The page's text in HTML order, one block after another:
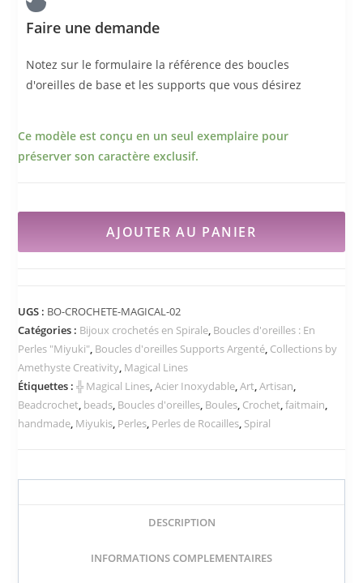
Faire une demande
Notez sur le formulaire la référence des boucles
d'oreilles de base et les supports que vous désirez
Ce modèle est conçu en un seul exemplaire pour
préserver son caractère exclusif.
AJOUTER AU PANIER
UGS : BO-CROCHETE-MAGICAL-02
Catégories : Bijoux crochetés en Spirale, Boucles d'oreilles : En
Perles "Miyuki", Boucles d'oreilles Supports Argenté, Collections by
Amethyste Creativity, Magical Lines
Étiquettes :╬ Magical Lines,Acier Inoxydable,Art,Artisan,
Beadcrochet, beads, Boucles d'oreilles, Boules, Crochet,faitmain,
handmade, Miyukis, Perles, Perles de Rocailles, Spiral
DESCRIPTION
INFORMATIONS COMPLEMENTAIRES